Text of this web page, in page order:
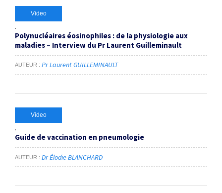
pneumologie ×
Dates
RECHERCHER
Video
Polynucléaires éosinophiles : de la physiologie aux
maladies – Interview du Pr Laurent Guilleminault
AUTEUR Pr Laurent GUILLEMINAULT
Video
Guide de vaccination en pneumologie
AUTEUR Dr Élodie BLANCHARD